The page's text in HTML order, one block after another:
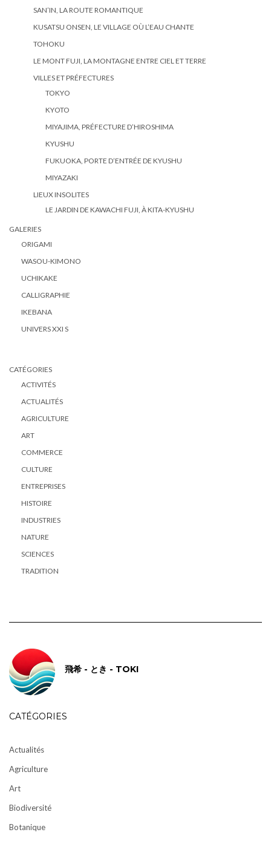
SAN’IN, LA ROUTE ROMANTIQUE
KUSATSU ONSEN, LE VILLAGE OÙ L’EAU CHANTE
TOHOKU
LE MONT FUJI, LA MONTAGNE ENTRE CIEL ET TERRE
VILLES ET PRÉFECTURES
TOKYO
KYOTO
MIYAJIMA, PRÉFECTURE D’HIROSHIMA
KYUSHU
FUKUOKA, PORTE D’ENTRÉE DE KYUSHU
MIYAZAKI
LIEUX INSOLITES
LE JARDIN DE KAWACHI FUJI, À KITA-KYUSHU
GALERIES
ORIGAMI
WASOU-KIMONO
UCHIKAKE
CALLIGRAPHIE
IKEBANA
UNIVERS XXI S
CATÉGORIES
ACTIVITÉS
ACTUALITÉS
AGRICULTURE
ART
COMMERCE
CULTURE
ENTREPRISES
HISTOIRE
INDUSTRIES
NATURE
SCIENCES
TRADITION
飛希 - とき - TOKI
CATÉGORIES
Actualités
Agriculture
Art
Biodiversité
Botanique